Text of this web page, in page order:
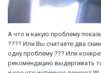
А что и какую проблему
???? Или Вы считаете два
одну проблему ??? Или
рекомендацию выдергивать